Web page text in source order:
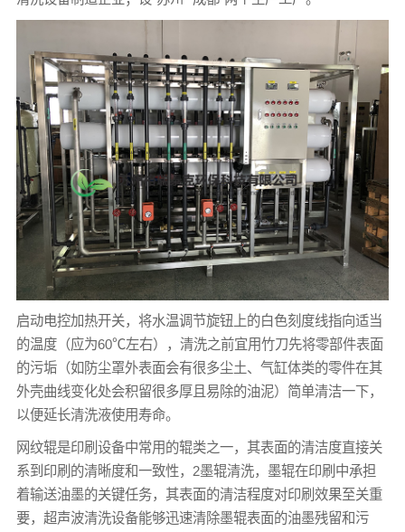
启动电控加热开关，将水温调节旋钮上的白色刻度线指向适当
的温度（应为60℃左右），清洗之前宜用竹刀先将零部件表面
的污垢（如防尘罩外表面会有很多尘土、气缸体类的零件在其
外壳曲线变化处会积留很多厚且易除的油泥）简单清洁一下，
以便延长清洗液使用寿命。
网纹辊是印刷设备中常用的辊类之一，其表面的清洁度直接关
系到印刷的清晰度和一致性，2墨辊清洗，墨辊在印刷中承担
着输送油墨的关键任务，其表面的清洁程度对印刷效果至关重
要，超声波清洗设备能够迅速清除墨辊表面的油墨残留和污